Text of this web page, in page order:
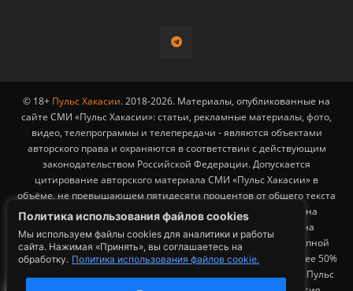
Политика использования файлов cookies
Мы используем файлы cookies для аналитики и работы
сайта. Нажимая «Принять», вы соглашаетесь на
обработку. Политика использования файлов cookie.
© 18+ Пульс Хакасии. 2018-2026. Материалы, опубликованные на
сайте СМИ «Пульс Хакасии»: статьи, рекламные материалы, фото,
видео, телепрограммы и телепередачи - являются объектами
авторского права и охраняются в соответствии с действующим
законодательством Российской Федерации. Допускается
цитирование авторского материала СМИ «Пульс Хакасии» в
объёме, не превышающем пятидесяти процентов от общего текста
публикации с обязательным размещением гиперссылки на
страницу заимствования материала. Гиперссылка должна
размещаться в тексте цитируемого материала и быть доступной
для индексации поисковыми системами. Заимствование более 50%
общего объема материала, опубликованного на сайте СМИ «Пульс